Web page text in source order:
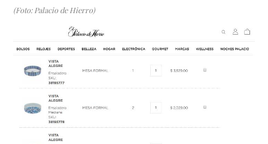
(Foto: Palacio de Hierro)